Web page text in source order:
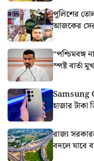
পুলিশের
আজকের
“পশ্চিমবঙ্গ
স্পষ্ট বার্তা
Samsung
হাজার টাকা
রাজ্য
বদলে যাবে